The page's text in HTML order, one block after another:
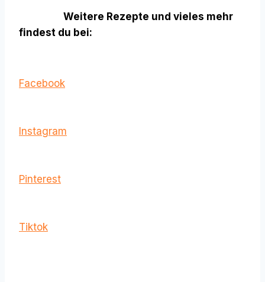
Weitere Rezepte und vieles mehr
findest du bei:
Facebook
Instagram
Pinterest
Tiktok